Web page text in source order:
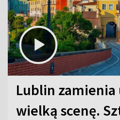
Lublin zamienia
wielką scenę.